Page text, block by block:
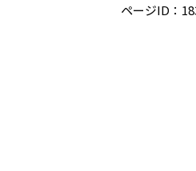
ページID：